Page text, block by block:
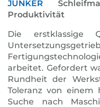
JUNKER
Produktivität
Die erstklassige
arbeitet. Gefordert
Rundheit der
Toleranz von
Suche nach